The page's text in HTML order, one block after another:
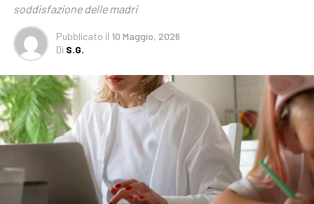
soddisfazione delle madri
Pubblicato il 10 Maggio, 2026
Di S.G.